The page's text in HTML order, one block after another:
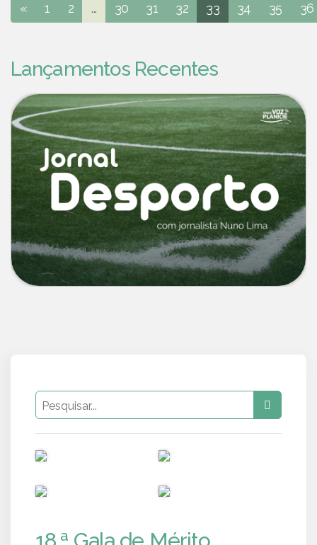
« 1 2 ... 30 31 32 33 34 35 36
Lançamentos Recentes